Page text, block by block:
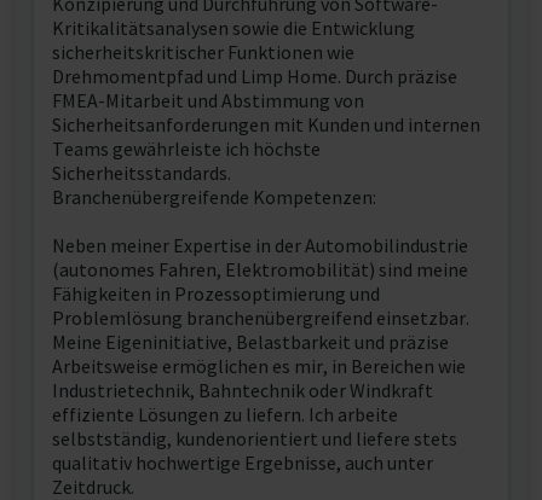
Kritikalitätsanalysen sowie die Entwicklung
sicherheitskritischer Funktionen wie
Drehmomentpfad und Limp Home. Durch präzise
FMEA-Mitarbeit und Abstimmung von
Sicherheitsanforderungen mit Kunden und internen
Teams gewährleiste ich höchste
Sicherheitsstandards.
Branchenübergreifende Kompetenzen:
Neben meiner Expertise in der Automobilindustrie
(autonomes Fahren, Elektromobilität) sind meine
Fähigkeiten in Prozessoptimierung und
Problemlösung branchenübergreifend einsetzbar.
Meine Eigeninitiative, Belastbarkeit und präzise
Arbeitsweise ermöglichen es mir, in Bereichen wie
Industrietechnik, Bahntechnik oder Windkraft
effiziente Lösungen zu liefern. Ich arbeite
selbstständig, kundenorientiert und liefere stets
qualitativ hochwertige Ergebnisse, auch unter
Zeitdruck.